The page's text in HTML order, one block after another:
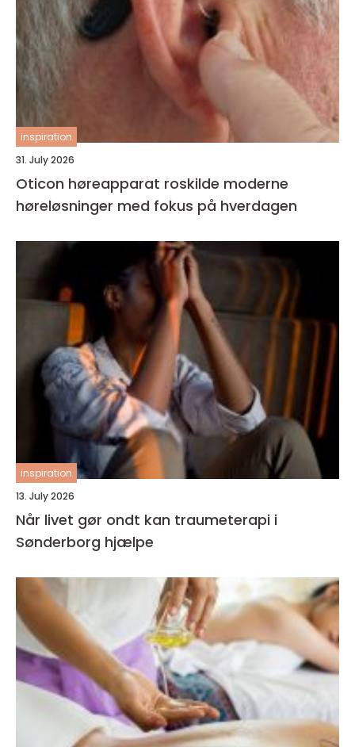
inspiration
31. July 2026
Oticon høreapparat roskilde moderne
høreløsninger med fokus på hverdagen
inspiration
13. July 2026
Når livet gør ondt kan traumeterapi i
Sønderborg hjælpe